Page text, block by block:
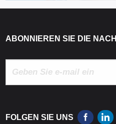
ABONNIEREN SIE DIE
FOLGEN SIE UNS